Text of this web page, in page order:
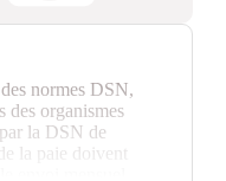
normes DSN,
des organismes
la DSN de
la paie doivent